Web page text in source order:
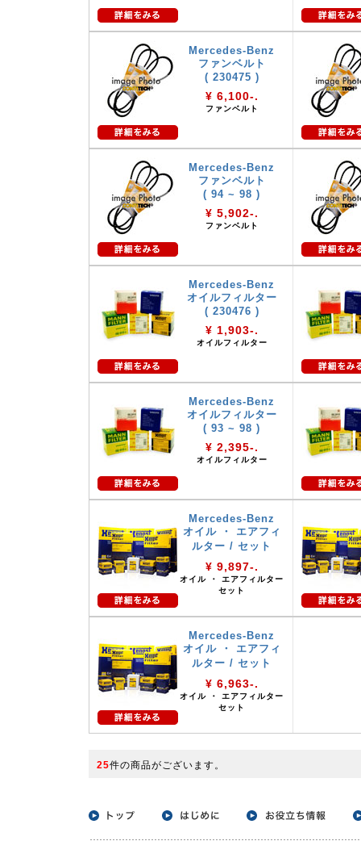
Mercedes-Benz
ファンベルト
( 230475 )
¥ 6,100-.
ファンベルト
Mercedes-Benz
ファンベルト
( 94 ~ 98 )
¥ 5,902-.
ファンベルト
Mercedes-Benz
オイルフィルター
( 230476 )
¥ 1,903-.
オイルフィルター
Mercedes-Benz
オイルフィルター
( 93 ~ 98 )
¥ 2,395-.
オイルフィルター
Mercedes-Benz
オイル ・ エアフィ
ルター / セット
¥ 9,897-.
オイル ・ エアフィルター
セット
Mercedes-Benz
オイル ・ エアフィ
ルター / セット
¥ 6,963-.
オイル ・ エアフィルター
セット
25件の商品がございます。